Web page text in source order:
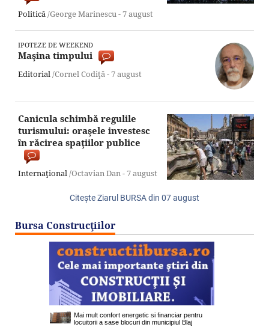
Politică /George Marinescu -7 august
IPOTEZE DE WEEKEND
Maşina timpului
Editorial/Cornel Codiţă -7 august
Canicula schimbă regulile
turismului: oraşele investesc
în răcirea spaţiilor publice
Internaţional/Octavian Dan -7 august
Citeşte Ziarul BURSA din 07 august
Bursa Construcţiilor